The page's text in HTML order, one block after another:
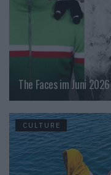
The Faces im Juni 2026
CULTURE